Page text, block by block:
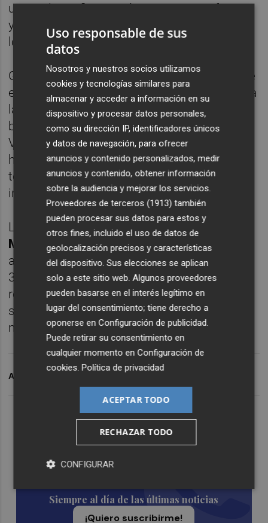
Lo Más Escuchado
Suscríbete al canal de
Siempre al día de las últimas noticias
¡Quiero suscribirme!
un producto fitoterapéutico seguro, efectivo
y respetuoso con la salud de las personas y
los entornos.
Ginevítex es un complemento alimenticio de
elaboración artesanal y propia, indicado para
la salud y el bienestar hormonal femenino a
base de la planta autóctona mediterránea
Vitex agnus castus. Actúa como regulador
hormonal natural y su producción es
totalmente ecológica, basada en
ingredientes 100% de origen español.
La responsable de la empresa,
Ana Isabel
Martínez Hinarejosexplica cómo les ha
ayudado participar en el proceso de Llump
3i. La entrega de losPremios Llamp 3i
reconoce a las empresas que, a través de
sus propuestas y actividad, generan un
mayor impacto positivo en la sociedad.
ARCHIVADO EN
Uso responsable de sus
datos
Nosotros y nuestros socios utilizamos
cookies y tecnologías similares para
almacenar y acceder a información en su
dispositivo y procesar datos personales,
como su dirección IP, identificadores únicos
y datos de navegación, para ofrecer
anuncios y contenido personalizados, medir
anuncios y contenido, obtener información
sobre la audiencia y mejorar los servicios.
Proveedores de terceros (1913) también
pueden procesar sus datos para estos y
otros fines, incluido el uso de datos de
geolocalización precisos y características
del dispositivo. Sus elecciones se aplican
solo a este sitio web. Algunos proveedores
pueden basarse en el interés legítimo en
lugar del consentimiento; tiene derecho a
oponerse enConfiguración de publicidad
Puede retirar su consentimiento en
cualquier momento enConfiguración de
cookies .Política de privacidad
ACEPTAR TODO
RECHAZAR TODO
CONFIGURAR